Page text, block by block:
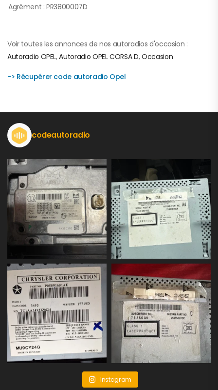
Agrément : PR3800007D
Voir toutes les annonces de nos autoradios d'occasion :
Autoradio OPEL,Autoradio OPEL CORSA D,Occasion
-> Récupérer code autoradio Opel
codeautoradio
Instagram